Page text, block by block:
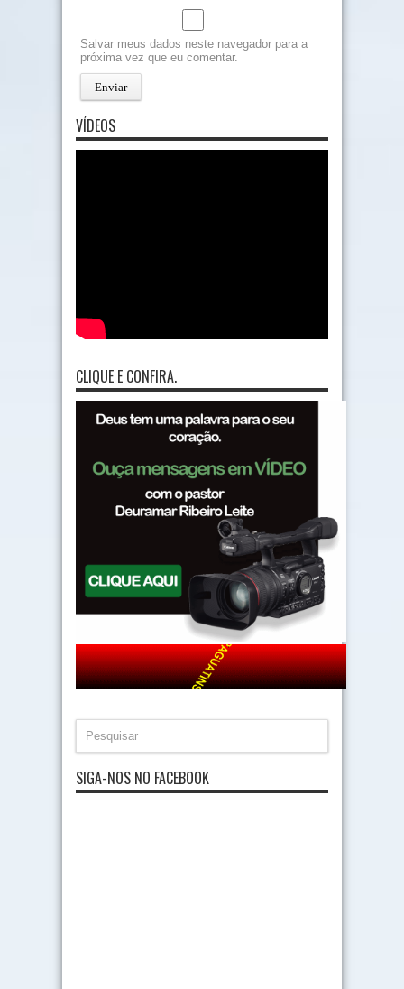
Salvar meus dados neste navegador para a
próxima vez que eu comentar.
VÍDEOS
CLIQUE E CONFIRA.
SIGA-NOS NO FACEBOOK